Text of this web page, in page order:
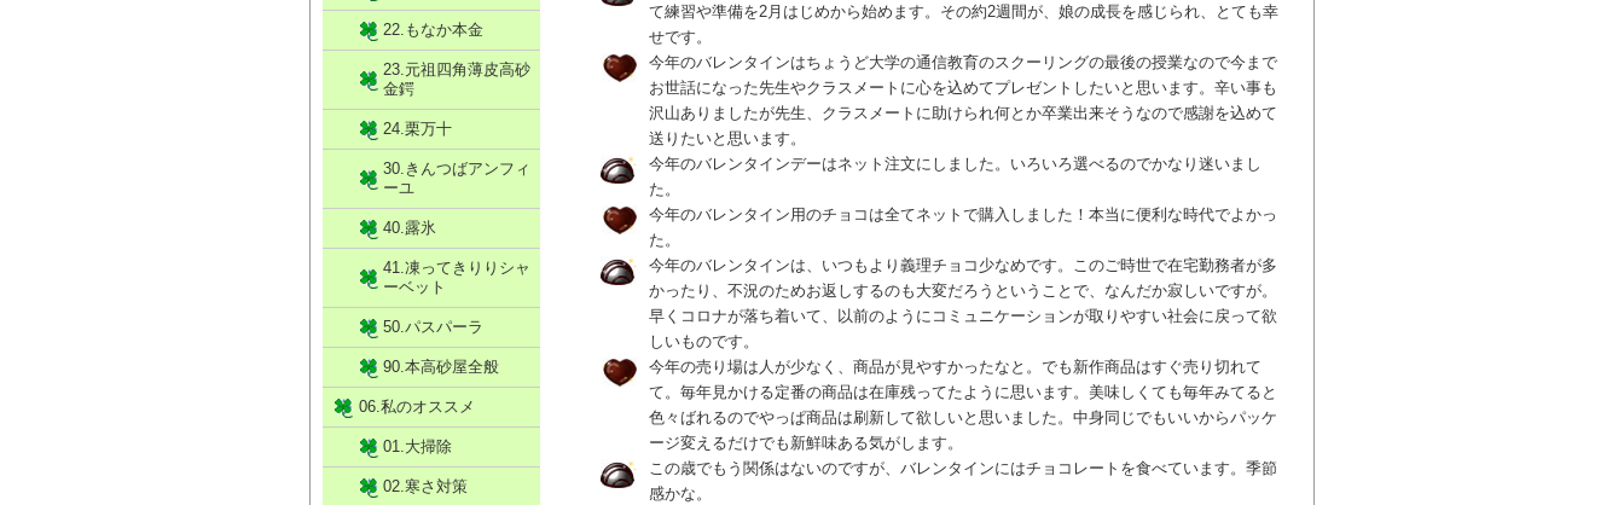
て練習や準備を2月はじめから始めます。その約2週間が、娘の成長を感じられ、とても幸
せです。
今年のバレンタインはちょうど大学の通信教育のスクーリングの最後の授業なので今まで
お世話になった先生やクラスメートに心を込めてプレゼントしたいと思います。辛い事も
沢山ありましたが先生、クラスメートに助けられ何とか卒業出来そうなので感謝を込めて
送りたいと思います。
今年のバレンタインデーはネット注文にしました。いろいろ選べるのでかなり迷いまし
た。
今年のバレンタイン用のチョコは全てネットで購入しました！本当に便利な時代でよかっ
た。
今年のバレンタインは、いつもより義理チョコ少なめです。このご時世で在宅勤務者が多
かったり、不況のためお返しするのも大変だろうということで、なんだか寂しいですが。
早くコロナが落ち着いて、以前のようにコミュニケーションが取りやすい社会に戻って欲
しいものです。
今年の売り場は人が少なく、商品が見やすかったなと。でも新作商品はすぐ売り切れて
て。毎年見かける定番の商品は在庫残ってたように思います。美味しくても毎年みてると
色々ばれるのでやっぱ商品は刷新して欲しいと思いました。中身同じでもいいからパッケ
ージ変えるだけでも新鮮味ある気がします。
この歳でもう関係はないのですが、バレンタインにはチョコレートを食べています。季節
感かな。
22.もなか本金
23.元祖四角薄皮高砂
金鍔
24.栗万十
30.きんつばアンフィ
ーユ
40.露氷
41.凍ってきりりシャ
ーベット
50.パスパーラ
90.本高砂屋全般
06.私のオススメ
01.大掃除
02.寒さ対策